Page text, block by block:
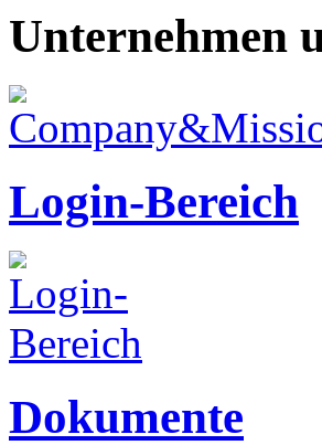
Unternehmen
Login-Bereich
Dokumente